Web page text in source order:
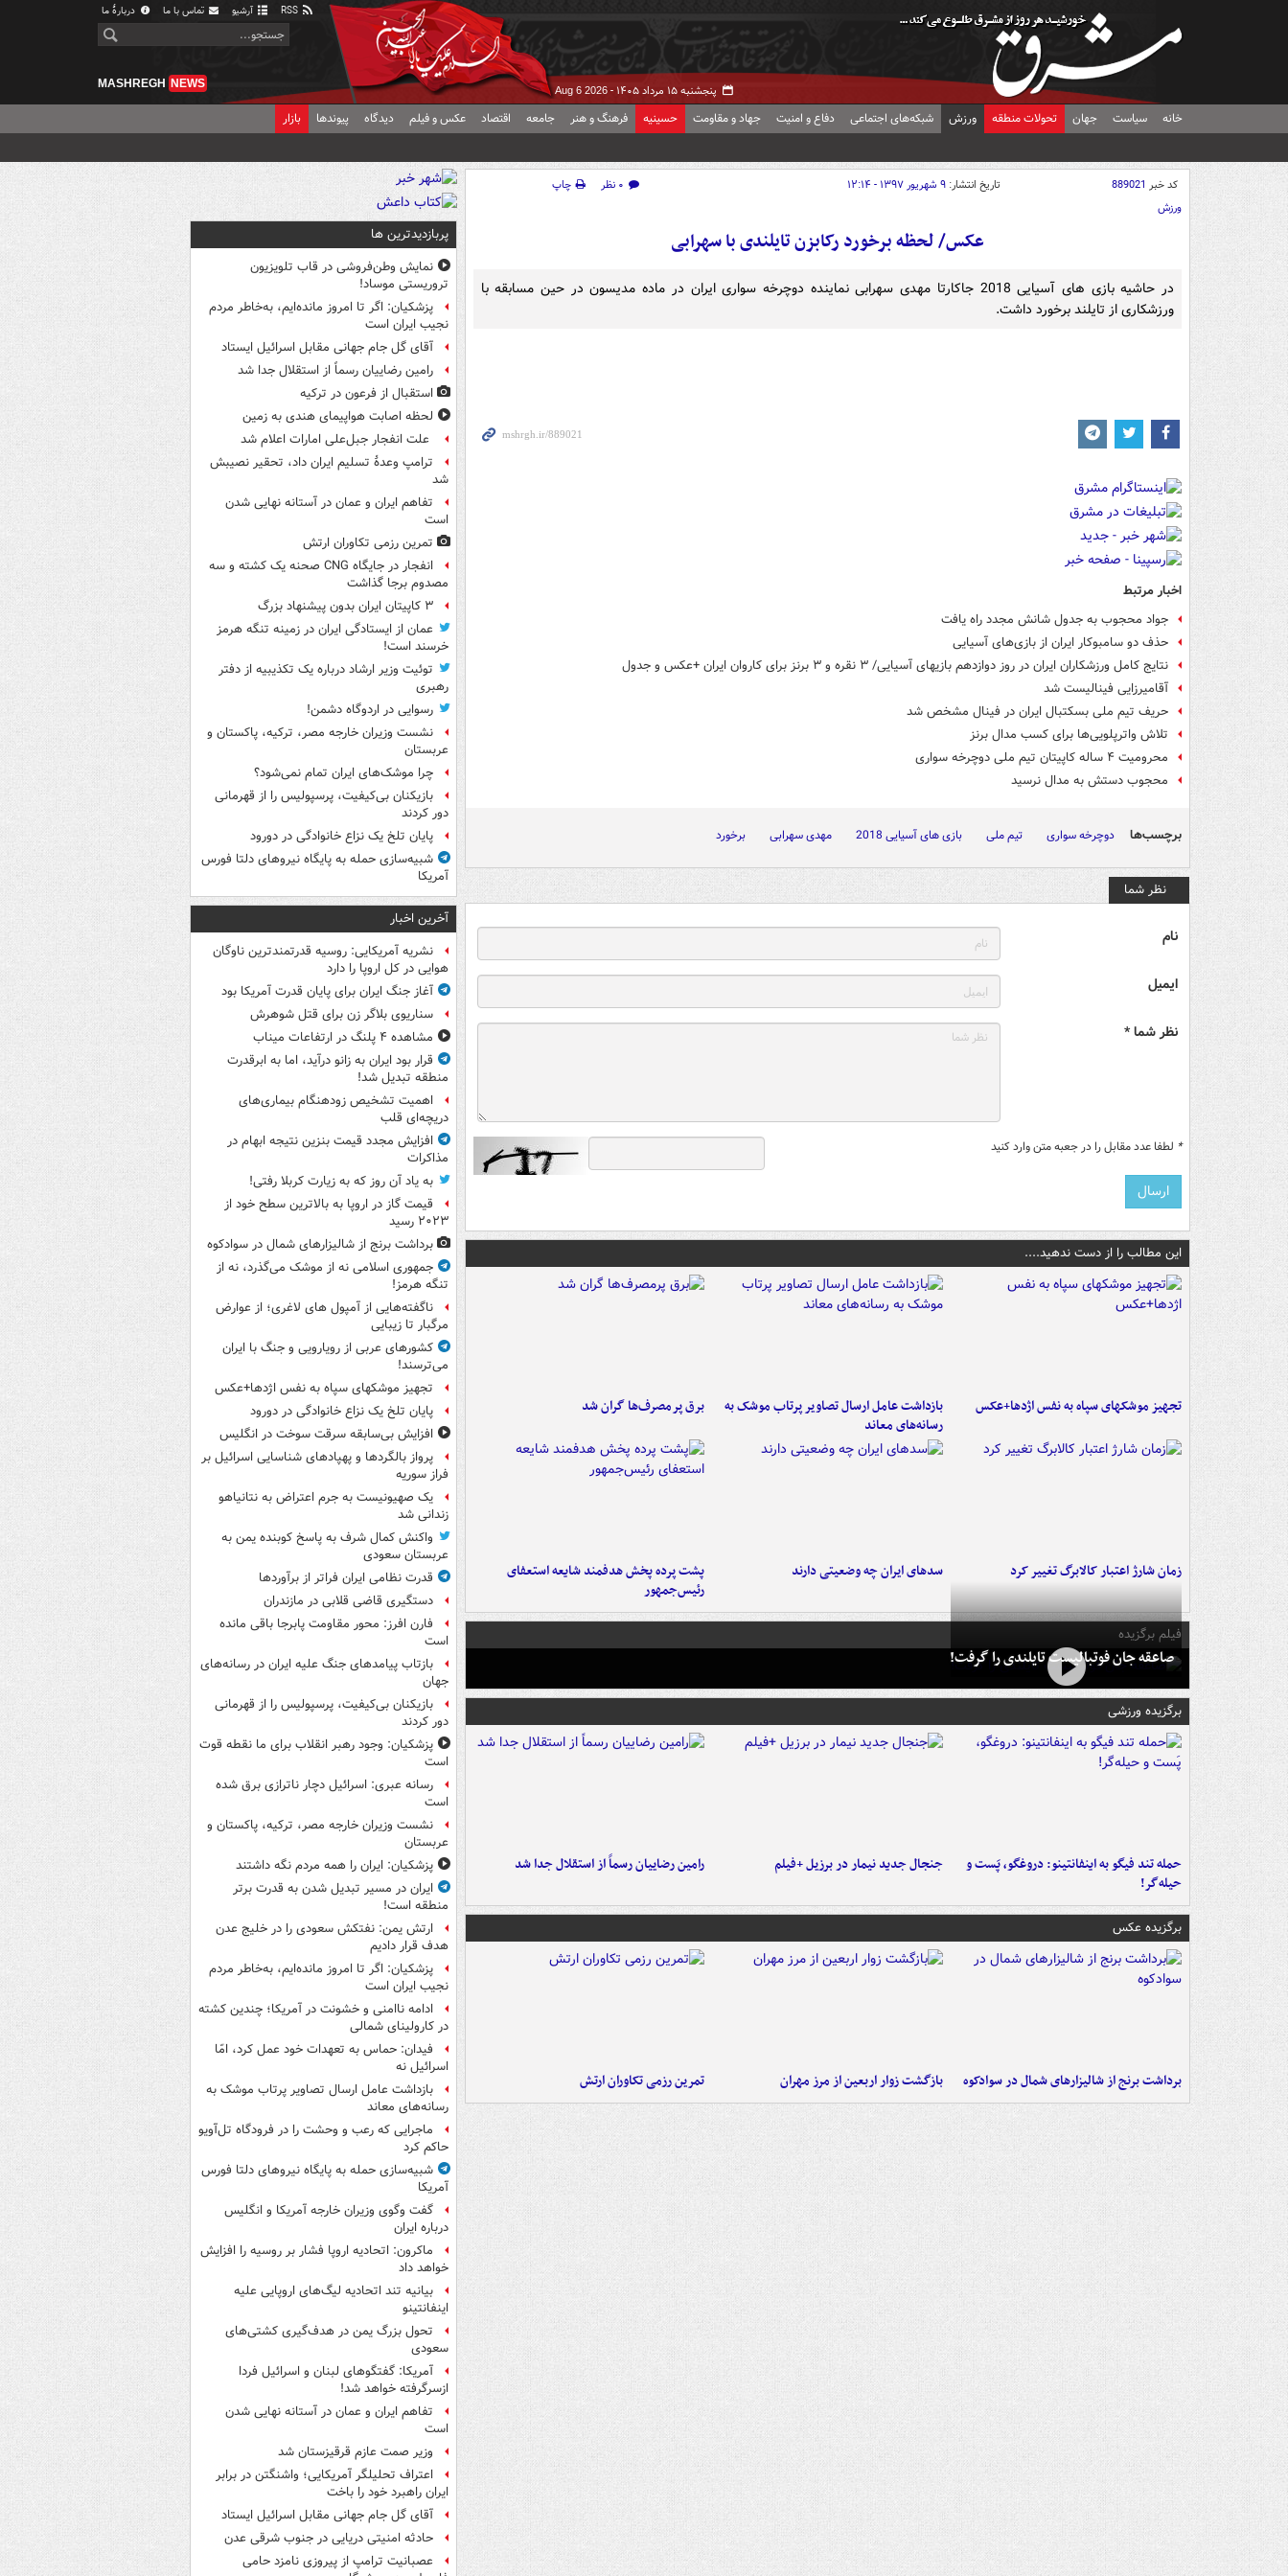
آرشیو تماس با ما دربارهٔ ما
پنجشنبه ۱۵ مرداد ۱۴۰۵ - Aug 6 2026
MASHREGH NEWS
خانه سیاست جهان تحولات منطقه ورزش شبکه‌های اجتماعی دفاع و امنیت جهاد و مقاومت حسینیه فرهنگ و هنر جامعه اقتصاد عکس و فیلم دیدگاه پیوندها بازار
کد خبر 889021 تاریخ انتشار: ۹ شهریور ۱۳۹۷ - ۱۲:۱۴ ۰ نظر
چاپ
ورزش
عکس/ لحظه برخورد رکابزن تایلندی با سهرابی
در حاشیه بازی های آسیایی 2018 جاکارتا مهدی سهرابی نماینده دوچرخه سواری ایران در ماده مدیسون در حین مسابقه با
ورزشکاری از تایلند برخورد داشت.
اخبار مرتبط
جواد محجوب به جدول شانش مجدد راه یافت
حذف دو سامبوکار ایران از بازی‌های آسیایی
نتایج کامل ورزشکاران ایران در روز دوازدهم بازیهای آسیایی/ ۳ نقره و ۳ برنز برای کاروان ایران +عکس و جدول
آقامیرزایی فینالیست شد
حریف تیم ملی بسکتبال ایران در فینال مشخص شد
تلاش واترپلویی‌ها برای کسب مدال برنز
محرومیت ۴ ساله کاپیتان تیم ملی دوچرخه سواری
محجوب دستش به مدال نرسید
برچسب‌ها دوچرخه سواری تیم ملی بازی های آسیایی 2018 مهدی سهرابی برخورد
نظر شما
نام
ایمیل
نظر شما *
* لطفا عدد مقابل را در جعبه متن وارد کنید
این مطالب را از دست ندهید....
تجهیز موشکهای سپاه به نفس اژدها+عکس
بازداشت عامل ارسال تصاویر پرتاب موشک به
رسانه‌های معاند
برق پرمصرف‌ها گران شد
زمان شارژ اعتبار کالابرگ تغییر کرد سدهای ایران چه وضعیتی دارند
پشت پرده پخش هدفمند شایعه استعفای
رئیس‌جمهور
فیلم برگزیده
صاعقه جان فوتبالیست تایلندی را گرفت!
برگزیده ورزشی
حمله تند فیگو به اینفانتینو: دروغگو، پَست‌ و
حیله‌گر!
جنجال جدید نیمار در برزیل +فیلم رامین رضاییان رسماً از استقلال جدا شد
برگزیده عکس
برداشت برنج از شالیزارهای شمال در سوادکوه بازگشت زوار اربعین از مرز مهران تمرین رزمی تکاوران ارتش
پربازدیدترین ها
نمایش وطن‌فروشی در قاب تلویزیون
تروریستی موساد!
پزشکیان: اگر تا امروز مانده‌ایم، به‌خاطر مردم
نجیب ایران است
آقای گل جام جهانی مقابل اسرائیل ایستاد
رامین رضاییان رسماً از استقلال جدا شد
استقبال از فرعون در ترکیه
لحظه اصابت هواپیمای هندی به زمین
علت انفجار جبل‌علی امارات اعلام شد
ترامپ وعدۀ تسلیم ایران داد، تحقیر نصیبش
شد
تفاهم ایران و عمان در آستانه نهایی شدن
است
تمرین رزمی تکاوران ارتش
انفجار در جایگاه CNG صحنه یک کشته و سه
مصدوم برجا گذاشت
۳ کاپیتان ایران بدون پیشنهاد بزرگ
عمان از ایستادگی ایران در زمینه تنگه هرمز
خرسند است!
توئیت وزیر ارشاد درباره یک تکذیبیه از دفتر
رهبری
رسوایی در اردوگاه دشمن!
نشست وزیران خارجه مصر، ترکیه، پاکستان و
عربستان
چرا موشک‌های ایران تمام نمی‌شود؟
بازیکنان بی‌کیفیت، پرسپولیس را از قهرمانی
دور کردند
پایان تلخ یک نزاع خانوادگی در دورود
شبیه‌سازی حمله به پایگاه نیروهای دلتا فورس
آمریکا
آخرین اخبار
نشریه آمریکایی: روسیه قدرتمندترین ناوگان
هوایی در کل اروپا را دارد
آغاز جنگ ایران برای پایان قدرت آمریکا بود
سناریوی بلاگر زن برای قتل شوهرش
مشاهده ۴ پلنگ در ارتفاعات میناب
قرار بود ایران به زانو درآید، اما به ابرقدرت
منطقه تبدیل شد!
اهمیت تشخیص زودهنگام بیماری‌های
دریچه‌ای قلب
افزایش مجدد قیمت بنزین نتیجه ابهام در
مذاکرات
به یاد آن روز که به زیارت کربلا رفتی!
قیمت گاز در اروپا به بالاترین سطح خود از
۲۰۲۳ رسید
برداشت برنج از شالیزارهای شمال در سوادکوه
جمهوری اسلامی نه از موشک می‌گذرد، نه از
تنگه هرمز!
ناگفته‌هایی از آمپول های لاغری؛ از عوارض
مرگبار تا زیبایی
کشورهای عربی از رویارویی و جنگ با ایران
می‌ترسند!
تجهیز موشکهای سپاه به نفس اژدها+عکس
پایان تلخ یک نزاع خانوادگی در دورود
افزایش بی‌سابقه سرقت سوخت در انگلیس
پرواز بالگردها و پهپادهای شناسایی اسرائیل بر
فراز سوریه
یک صهیونیست به جرم اعتراض به نتانیاهو
زندانی شد
واکنش کمال شرف به پاسخ کوبنده یمن به
عربستان سعودی
قدرت نظامی ایران فراتر از برآوردها
دستگیری قاضی قلابی در مازندران
فارن افرز: محور مقاومت پابرجا باقی مانده
است
بازتاب پیامدهای جنگ علیه ایران در رسانه‌های
جهان
بازیکنان بی‌کیفیت، پرسپولیس را از قهرمانی
دور کردند
پزشکیان: وجود رهبر انقلاب برای ما نقطه قوت
است
رسانه عبری: اسرائیل دچار ناترازی برق شده
است
نشست وزیران خارجه مصر، ترکیه، پاکستان و
عربستان
پزشکیان: ایران را همه مردم نگه داشتند
ایران در مسیر تبدیل شدن به قدرت برتر
منطقه است!
ارتش یمن: نفتکش سعودی را در خلیج عدن
هدف قرار دادیم
پزشکیان: اگر تا امروز مانده‌ایم، به‌خاطر مردم
نجیب ایران است
ادامه ناامنی و خشونت در آمریکا؛ چندین کشته
در کارولینای شمالی
فیدان: حماس به تعهدات خود عمل کرد، امّا
اسرائیل نه
بازداشت عامل ارسال تصاویر پرتاب موشک به
رسانه‌های معاند
ماجرایی که رعب و وحشت را در فرودگاه تل‌آویو
حاکم کرد
شبیه‌سازی حمله به پایگاه نیروهای دلتا فورس
آمریکا
گفت وگوی وزیران خارجه آمریکا و انگلیس
درباره ایران
ماکرون: اتحادیه اروپا فشار بر روسیه را افزایش
خواهد داد
بیانیه تند اتحادیه لیگ‌های اروپایی علیه
اینفانتینو
تحول بزرگ یمن در هدف‌گیری کشتی‌های
سعودی
آمریکا: گفتگوهای لبنان و اسرائیل فردا
ازسرگرفته خواهد شد!
تفاهم ایران و عمان در آستانه نهایی شدن
است
وزیر صمت عازم قرقیزستان شد
اعتراف تحلیلگر آمریکایی؛ واشنگتن در برابر
ایران راهبرد خود را باخت
آقای گل جام جهانی مقابل اسرائیل ایستاد
حادثه امنیتی دریایی در جنوب شرقی عدن
عصبانیت ترامپ از پیروزی نامزد حامی